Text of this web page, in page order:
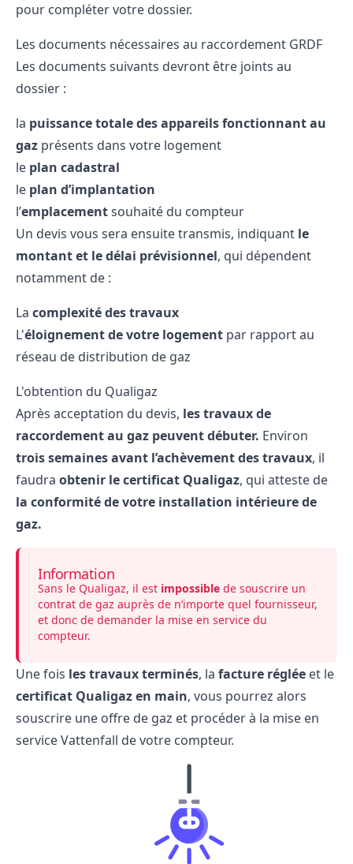
pour compléter votre dossier.
Les documents nécessaires au raccordement GRDF
Les documents suivants devront être joints au
dossier :
la puissance totale des appareils fonctionnant au
gaz présents dans votre logement
le plan cadastral
le plan d’implantation
l’emplacementsouhaité du compteur
Un devis vous sera ensuite transmis, indiquant le
montant et le délai prévisionnel, qui dépendent
notamment de :
La complexité des travaux
L'éloignement de votre logement par rapport au
réseau de distribution de gaz
L'obtention du Qualigaz
Après acceptation du devis, les travaux de
raccordement au gaz peuvent débuter. Environ
trois semaines avant l’achèvement des travaux, il
faudra obtenir le certificat Qualigaz, qui atteste de
la conformité de votre installation intérieure de
gaz.
Information
Sans le Qualigaz, il est impossible de souscrire un
contrat de gaz auprès de n’importe quel fournisseur,
et donc de demander la mise en service du
compteur.
Une fois les travaux terminés, la facture réglée et le
certificat Qualigaz en main, vous pourrez alors
souscrire une offre de gaz et procéder à la mise en
service Vattenfall de votre compteur.